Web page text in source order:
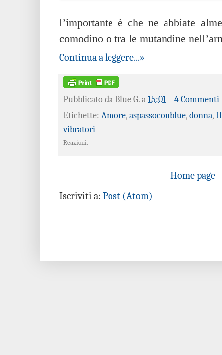
l’importante è che ne abbiate
comodino o tra le mutandine
Continua a leggere...»
Pubblicato da Blue G. a 15:01
4 Commenti
Etichette: Amore, aspassoconblue, donna,
vibratori
Reazioni:
Home page
Iscriviti a: Post (Atom)